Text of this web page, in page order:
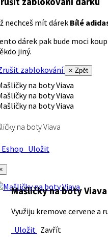
nechceš mít dárek Bílé
dárek pak bude moci
jiný.
zablokování
× Zpět
na boty Viava
Uložit
Mašličky na boty Viava
Využiju kremove cervene a
Uložit Zavřít